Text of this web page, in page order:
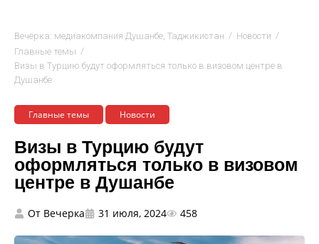
Вечёрка: медиакомпания Душанбе, Таджикистан / Новости /
Главные темы /
Визы в Турцию будут оформляться только в визовом центре в
Душанбе
Главные темы Новости
Визы в Турцию будут
оформляться только в визовом
центре в Душанбе
От Вечерка 31 июля, 2024 458